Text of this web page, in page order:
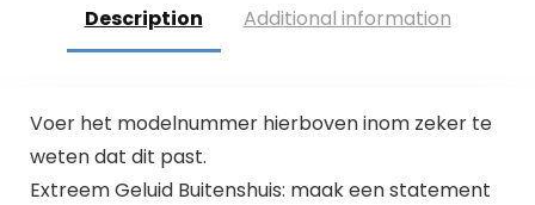
acculading
Description Additional information
Voer het modelnummer hierboven inom zeker te
weten dat dit past.
Extreem Geluid Buitenshuis: maak een statement